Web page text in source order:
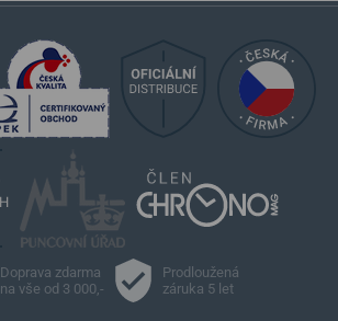
Doprava zdarma
na vše od 3 000,-
Prodloužená
záruka 5 let